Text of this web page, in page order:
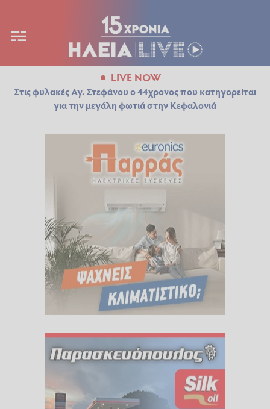
LIVE NOW
Στις φυλακές Αγ. Στεφάνου ο 44χρονος που κατηγορείται
για την μεγάλη φωτιά στην Κεφαλονιά